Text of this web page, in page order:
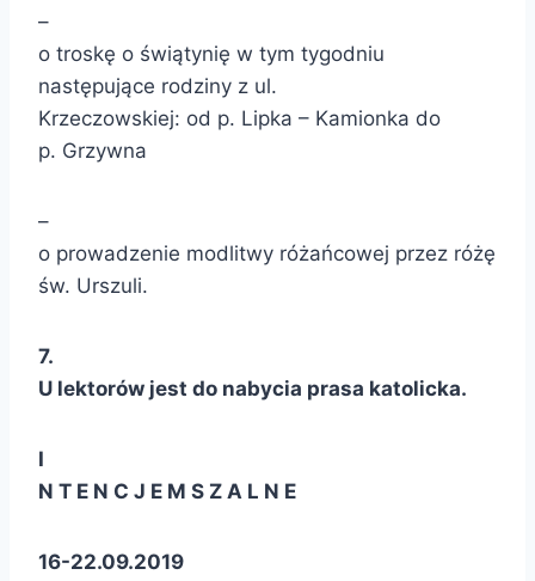
–
o troskę o świątynię w tym tygodniu
następujące rodziny z ul.
Krzeczowskiej: od p. Lipka – Kamionka do
p. Grzywna
–
o prowadzenie modlitwy różańcowej przez różę
św. Urszuli.
7.
U lektorów jest do nabycia prasa katolicka.
I
N T E N C J E M S Z A L N E
16-22.09.2019